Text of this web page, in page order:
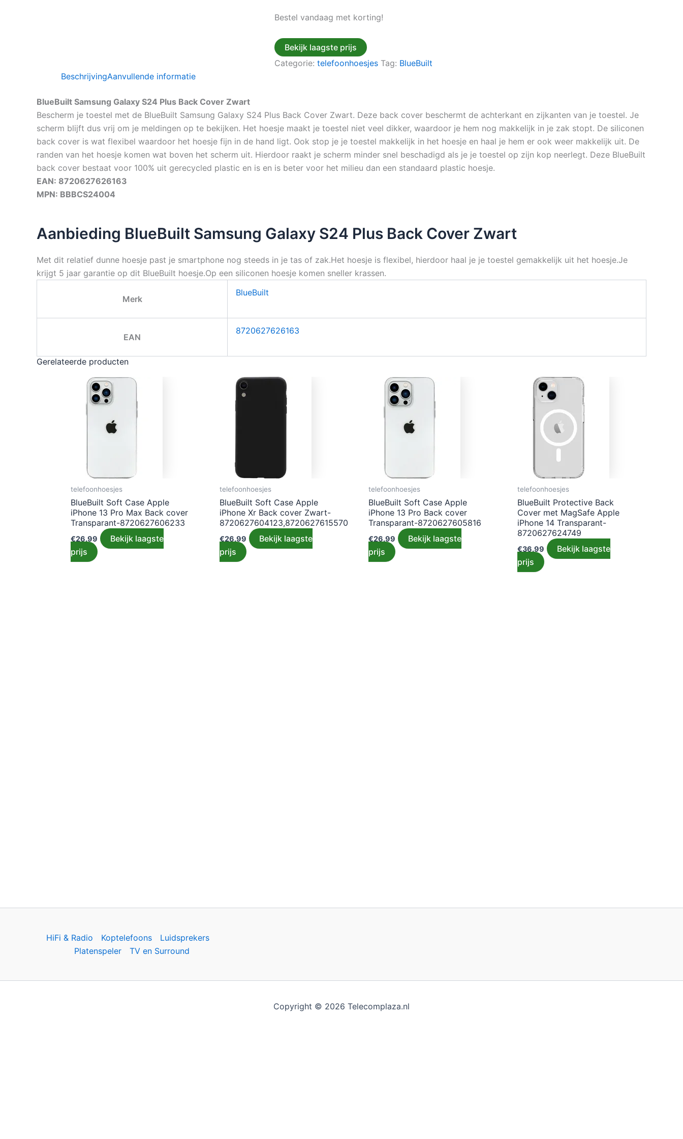
Bestel vandaag met korting!
Bekijk laagste prijs
Categorie: telefoonhoesjes Tag: BlueBuilt
BeschrijvingAanvullende informatie
BlueBuilt Samsung Galaxy S24 Plus Back Cover Zwart
Bescherm je toestel met de BlueBuilt Samsung Galaxy S24 Plus Back Cover Zwart. Deze back cover beschermt de achterkant en zijkanten van je toestel. Je
scherm blijft dus vrij om je meldingen op te bekijken. Het hoesje maakt je toestel niet veel dikker, waardoor je hem nog makkelijk in je zak stopt. De siliconen
back cover is wat flexibel waardoor het hoesje fijn in de hand ligt. Ook stop je je toestel makkelijk in het hoesje en haal je hem er ook weer makkelijk uit. De
randen van het hoesje komen wat boven het scherm uit. Hierdoor raakt je scherm minder snel beschadigd als je je toestel op zijn kop neerlegt. Deze BlueBuilt
back cover bestaat voor 100% uit gerecycled plastic en is en is beter voor het milieu dan een standaard plastic hoesje.
EAN: 8720627626163
MPN: BBBCS24004
Aanbieding BlueBuilt Samsung Galaxy S24 Plus Back Cover Zwart
Met dit relatief dunne hoesje past je smartphone nog steeds in je tas of zak.Het hoesje is flexibel, hierdoor haal je je toestel gemakkelijk uit het hoesje.Je
krijgt 5 jaar garantie op dit BlueBuilt hoesje.Op een siliconen hoesje komen sneller krassen.
Merk
BlueBuilt
EAN
8720627626163
Gerelateerde producten
telefoonhoesjes
BlueBuilt Soft Case Apple
iPhone 13 Pro Max Back cover
Transparant-8720627606233
€26.99
Bekijk laagste
prijs
telefoonhoesjes
BlueBuilt Soft Case Apple
iPhone Xr Back cover Zwart-
8720627604123,8720627615570
€26.99
Bekijk laagste
prijs
telefoonhoesjes
BlueBuilt Soft Case Apple
iPhone 13 Pro Back cover
Transparant-8720627605816
€26.99
Bekijk laagste
prijs
telefoonhoesjes
BlueBuilt Protective Back
Cover met MagSafe Apple
iPhone 14 Transparant-
8720627624749
€36.99
Bekijk laagste
prijs
HiFi & Radio Koptelefoons
Luidsprekers
Platenspeler
TV en Surround
Copyright © 2026 Telecomplaza.nl